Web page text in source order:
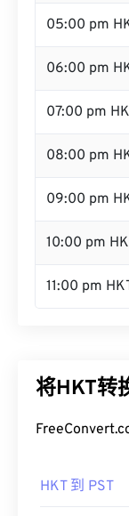
05:00 pm
06:00 pm
07:00 pm
08:00 pm
09:00 pm
10:00 pm
11:00 pm
将HKT转
HKT 到 PST